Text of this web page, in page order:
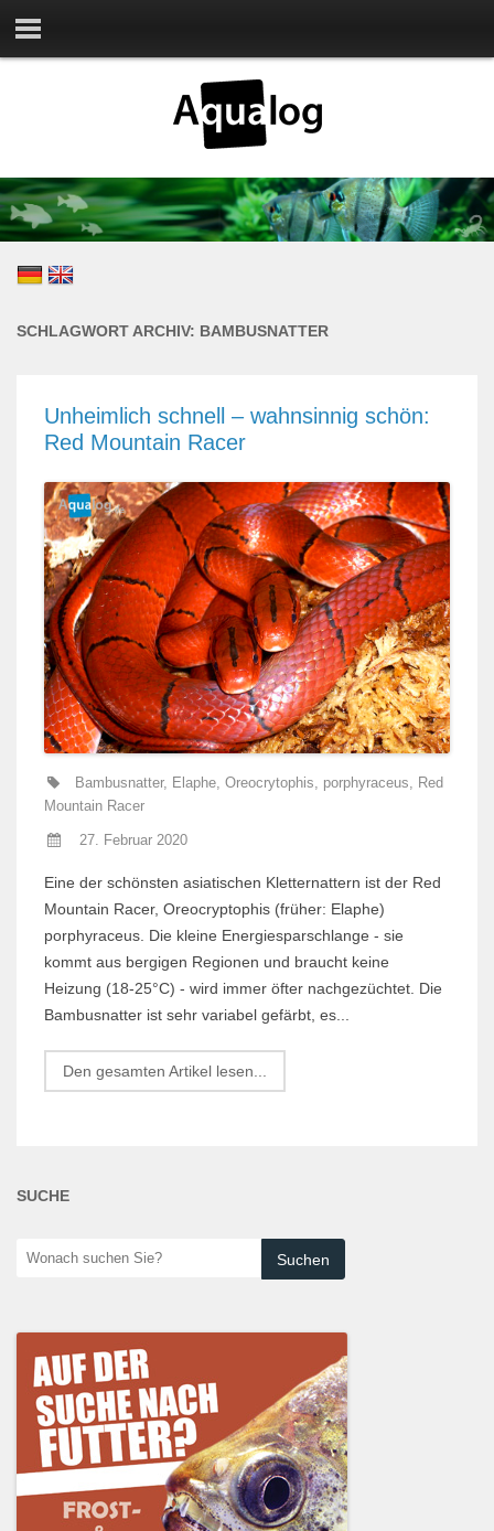
SCHLAGWORT ARCHIV: BAMBUSNATTER
Unheimlich schnell – wahnsinnig schön:
Red Mountain Racer
Bambusnatter, Elaphe, Oreocrytophis porphyraceus
Red
Mountain Racer
27. Februar 2020
Eine der schönsten asiatischen Kletternattern ist der Red
Mountain Racer, Oreocryptophis (früher: Elaphe)
porphyraceus. Die kleine Energiespar­schlange - sie
kommt aus bergigen Regionen und braucht keine
Heizung (18-25°C) - wird immer öfter nachgezüchtet. Die
Bambusnatter ist sehr variabel gefärbt, es...
Den gesamten Artikel lesen...
SUCHE
Wonach